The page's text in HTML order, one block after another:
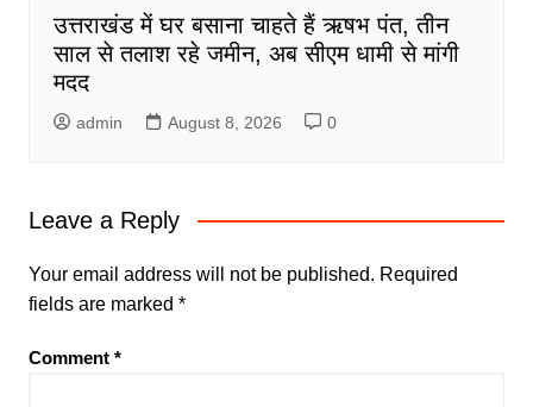
उत्तराखंड में घर बसाना चाहते हैं ऋषभ पंत, तीन
साल से तलाश रहे जमीन, अब सीएम धामी से मांगी
मदद
admin August 8, 2026 0
Leave a Reply
Your email address will not be published. Required
fields are marked *
Comment *